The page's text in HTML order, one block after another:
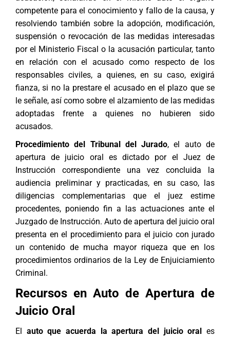
competente para el conocimiento y fallo de la causa, y
resolviendo también sobre la adopción, modificación,
suspensión o revocación de las medidas interesadas
por el Ministerio Fiscal o la acusación particular, tanto
en relación con el acusado como respecto de los
responsables civiles, a quienes, en su caso, exigirá
fianza, si no la prestare el acusado en el plazo que se
le señale, así como sobre el alzamiento de las medidas
adoptadas frente a quienes no hubieren sido
acusados.
Procedimiento del Tribunal del Jurado, el auto de
apertura de juicio oral es dictado por el Juez de
Instrucción correspondiente una vez concluida la
audiencia preliminar y practicadas, en su caso, las
diligencias complementarias que el juez estime
procedentes, poniendo fin a las actuaciones ante el
Juzgado de Instrucción. Auto de apertura del juicio oral
presenta en el procedimiento para el juicio con jurado
un contenido de mucha mayor riqueza que en los
procedimientos ordinarios de la Ley de Enjuiciamiento
Criminal.
Recursos en Auto de Apertura de
Juicio Oral
El auto que acuerda la apertura del juicio oral es